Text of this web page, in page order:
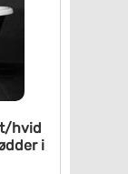
hvid
i